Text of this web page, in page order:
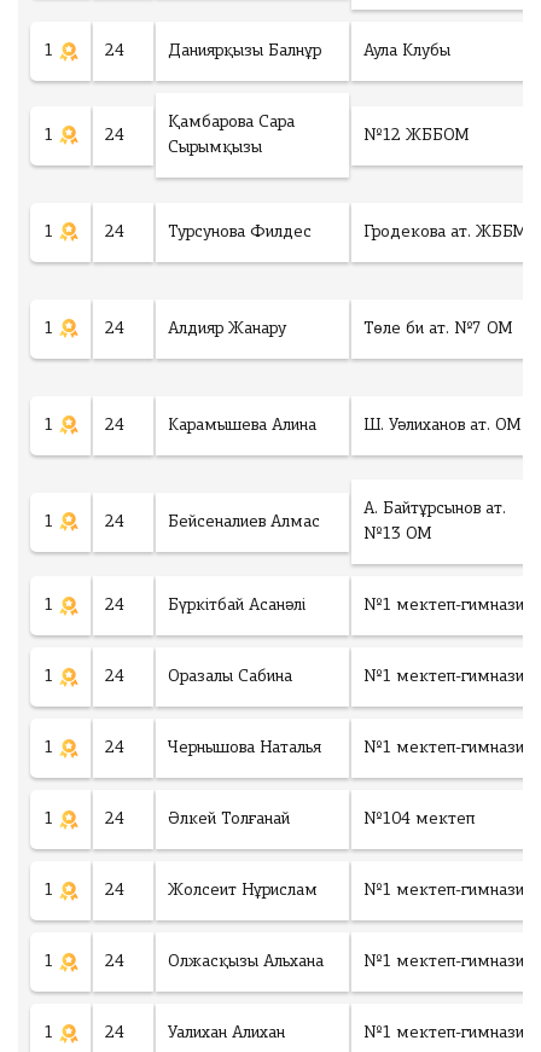
1 24 Даниярқызы Балнұр Аула Клубы
1 24
Қамбарова Сара
Сырымқызы
№12 ЖББОМ
1 24 Турсунова Филдес Гродекова ат. ЖББМ
1 24 Алдияр Жанару Төле би ат. №7 ОМ
1 24 Карамышева Алина Ш. Уәлиханов ат. ОМ
1 24 Бейсеналиев Алмас
А. Байтұрсынов ат.
№13 ОМ
1 24 Бүркітбай Асанәлі №1 мектеп-гимназия
1 24 Оразалы Сабина №1 мектеп-гимназия
1 24 Чернышова Наталья №1 мектеп-гимназия
1 24 Әлкей Толғанай №104 мектеп
1 24 Жолсеит Нұрислам №1 мектеп-гимназия
1 24 Олжасқызы Альхана №1 мектеп-гимназия
1 24 Уалихан Алихан №1 мектеп-гимназия